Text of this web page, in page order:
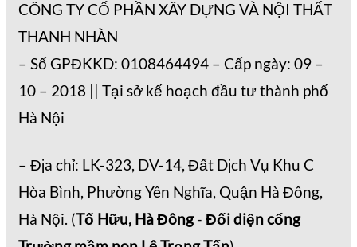
CÔNG TY CỔ PHẦN XÂY DỰNG VÀ NỘI THẤT
THANH NHÀN
– Số GPĐKKD: 0108464494 – Cấp ngày: 09 –
10 – 2018 || Tại sở kế hoạch đầu tư thành phố
Hà Nội
– Địa chỉ: LK-323, DV-14, Đất Dịch Vụ Khu C
Hòa Bình, Phường Yên Nghĩa, Quận Hà Đông,
Hà Nội. (Tố Hữu, Hà Đông- Đối diện cổng